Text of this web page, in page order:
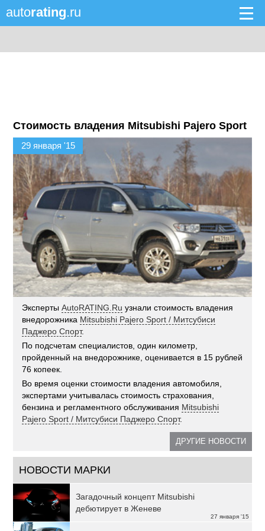
autorating.ru
Стоимость владения Mitsubishi Pajero Sport
29 января '15
ЭкспертыAutoRATING.Ru узнали стоимость владения
внедорожника Mitsubishi Pajero Sport / Митсубиси
Паджеро Спорт.
По подсчетам специалистов, один километр,
пройденный на внедорожнике, оценивается в 15 рублей
76 копеек.
Во время оценки стоимости владения автомобиля,
экспертами учитывалась стоимость страхования,
бензина и регламентного обслуживания Mitsubishi
Pajero Sport / Митсубиси Паджеро Спорт.
ДРУГИЕ НОВОСТИ
НОВОСТИ МАРКИ
27 января '15
Загадочный концепт Mitsubishi
дебютирует в Женеве